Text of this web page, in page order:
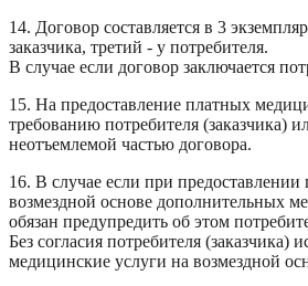
14. Договор составляется в 3
заказчика, третий - у потребителя.
В случае если договор заключается
15. На предоставление платных
требованию потребителя (заказчика)
неотъемлемой частью договора.
16. В случае если при
возмездной основе дополнительных
обязан предупредить об этом
Без согласия потребителя (заказчика)
медицинские услуги на возмездной